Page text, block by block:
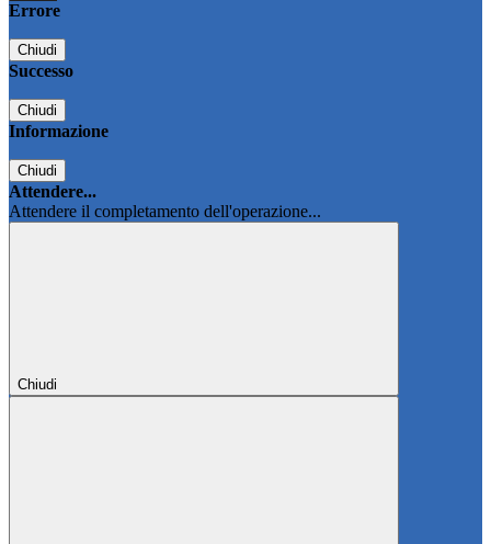
Errore
Chiudi
Successo
Chiudi
Informazione
Chiudi
Attendere...
Attendere il completamento dell'operazione...
Chiudi